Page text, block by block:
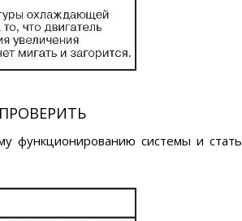
функционированию системы и стать